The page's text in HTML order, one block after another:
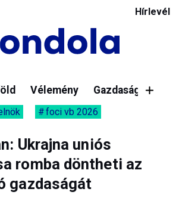
Hírlevél
Vélemény Gazdaság
foci vb 2026
Ukrajna uniós
romba döntheti az
gazdaságát